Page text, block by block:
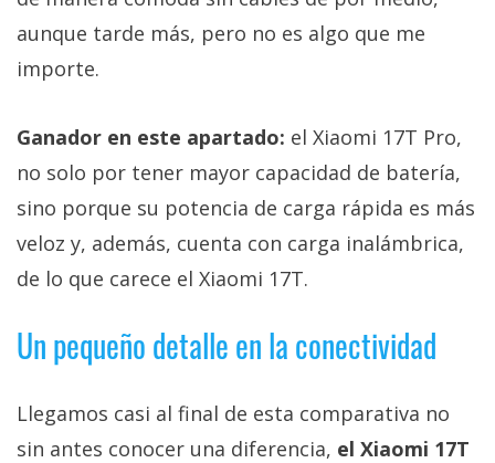
aunque tarde más, pero no es algo que me
importe.
Ganador en este apartado: el Xiaomi 17T Pro,
no solo por tener mayor capacidad de batería,
sino porque su potencia de carga rápida es más
veloz y, además, cuenta con carga inalámbrica,
de lo que carece el Xiaomi 17T.
Un pequeño detalle en la conectividad
Llegamos casi al final de esta comparativa no
sin antes conocer una diferencia, el Xiaomi 17T